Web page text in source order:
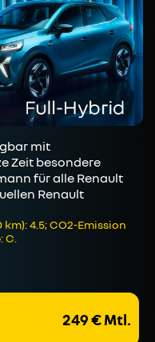
mit
Zeit besondere
für alle Renault
Renault
4.5; CO2-Emission
249 € Mtl.